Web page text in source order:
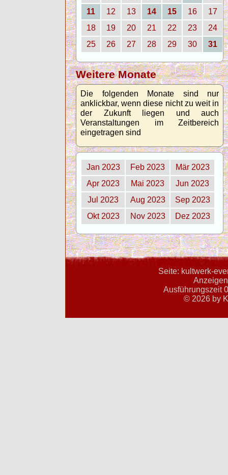
11
12 13 14 15 16
17
18
19 20 21 22 23
24
25
26 27 28 29 30 31
Weitere Monate
Die folgenden Monate sind nur
anklickbar, wenn diese nicht zu weit in
der Zukunft liegen und auch
Veranstaltungen im Zeitbereich
eingetragen sind
Jan 2023 Feb 2023
Mär 2023
Apr 2023
Mai 2023
Jun 2023
Jul 2023
Aug 2023
Sep 2023
Okt 2023
Nov 2023 Dez 2023
Seite: kultwerk-
Ausführungszeit
© 2026 by